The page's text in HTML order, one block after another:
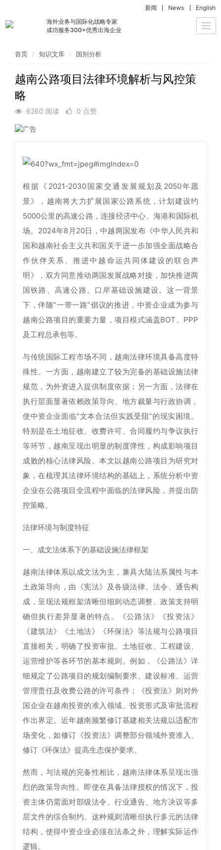
海外业务与国际化战略专家
成功服务300+优秀出海企业
新闻 News English
首页 知识文库 国别分析
越南公路项目法律环境解析与风控策
略
6260 阅读 0 点赞
根据《2021-2030国家交通发展规划及2050年愿
景》，越南将大力扩展国家公路系统，计划建设约
5000公里的高速公路，连接经济中心、海港和国际机
场。2024年8月20日，中越两国发布《中华人民共和
国和越南社会主义共和国关于进一步加强全面战略合
作伙伴关系、推进中越命运共同体建设的联合声
明》，双方同意推动两国发展战略对接，加快推进两
国铁路、高速公路、口岸基础设施建设。这一背景
下，伴随“一带一路”倡议的推进，中资企业成为参与
越南公路项目的重要力量，项目模式涵盖BOT、PPP
及工程总承包等。
与传统国际工程市场不同，越南法律环境具备高度特
殊性。一方面，越南建立了较为完备的基础设施法律
规范，为外资进入提供制度依据；另一方面，法律在
执行层面显著依赖政策导向、地方裁量与行政协调，
使中资企业面临“文本合法但实践受阻”的现实困境。
特别是在土地征收、收费许可、合同履约与争议执行
等环节，越南呈现出明显的制度弹性，构成影响项目
成败的核心法律风险。本文以越南公路项目为研究对
象，在梳理其法律环境结构的基础上，系统分析中资
企业在公路项目全流程中面临的法律风险，并提出防
控策略。
法律环境与制度特征
一、成文法体系下的基础设施法律框架
越南法律体系以成文法为主，兼具大陆法系属性与本
土政策导向，由《宪法》及各级法律、法令、通告构
成，呈现法规框架清晰但细则动态调整、政策支持明
确但执行差异显著的特点。《公路法》《投资法》
《建筑法》《土地法》《环保法》等法规与公路项目
直接相关，明确了投资审批、土地征收、工程建设、
运营维护等各环节的基本规则。例如，《公路法》详
细规定了公路项目的规划编制要求、建设标准、运营
管理责任及收费公路的许可条件；《投资法》则对外
国企业在越南投资的准入领域、投资形式及审批流程
作出界定。近年越南频繁修订基建相关法规以适配市
场变化，如修订《投资法》调整部分领域外资准入、
修订《环保法》提高生态保护要求。
然而，与法规的完备性相比，越南法律体系呈现出强
烈的政策导向性。即使在具备法律授权的情况下，投
资主体仍需面对部级法令、行业通告、地方决议等多
层文件的综合制约。这种规则清晰但执行多元的法律
结构，使得中资企业必须在法条之外，理解实际运作
逻辑。